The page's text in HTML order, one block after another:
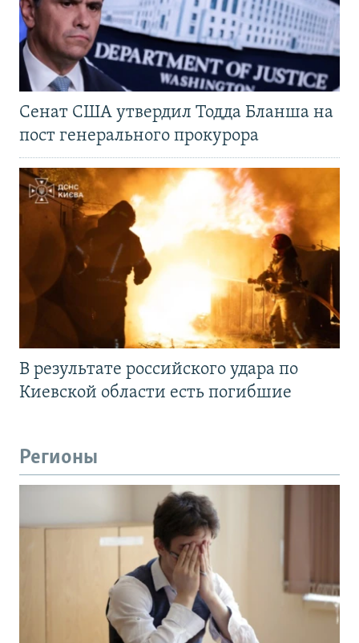
Сенат США утвердил Тодда Бланша на
пост генерального прокурора
В результате российского удара по
Киевской области есть погибшие
Регионы